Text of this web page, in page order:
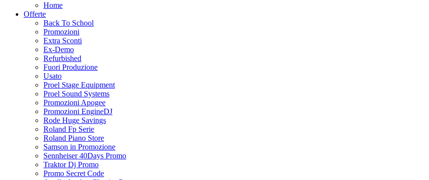
Home
Offerte
Back To School
Promozioni
Extra Sconti
Ex-Demo
Refurbished
Fuori Produzione
Usato
Proel Stage Equipment
Proel Sound Systems
Promozioni Apogee
Promozioni EngineDJ
Rode Huge Savings
Roland Fp Serie
Roland Piano Store
Samson in Promozione
Sennheiser 40Days Promo
Traktor Dj Promo
Promo Secret Code